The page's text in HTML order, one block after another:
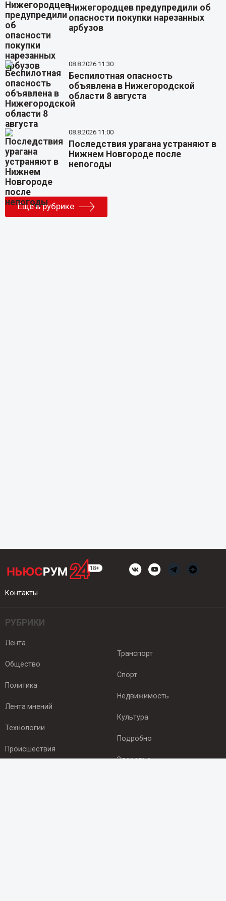
Нижегородцев предупредили об
опасности покупки нарезанных
арбузов
08.8.2026 11:30
Беспилотная опасность
объявлена в Нижегородской
области 8 августа
08.8.2026 11:00
Последствия урагана устраняют в
Нижнем Новгороде после
непогоды
Еще в рубрике
Контакты
РУБРИКИ
Лента
Общество
Политика
Лента мнений
Технологии
Происшествия
Транспорт
Спорт
Недвижимость
Культура
Подробно
Здоровье